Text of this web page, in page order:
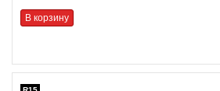
В корзину